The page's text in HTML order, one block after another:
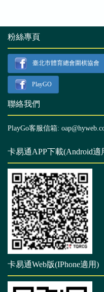
粉絲專頁
臺北市體育總會圍棋協會
PlayGO
聯絡我們
PlayGo客服信箱:
卡易通APP下載(Android適
卡易通Web版(IPhone適用)